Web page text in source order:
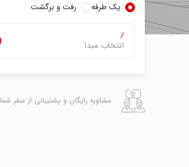
یک طرفه رفت و برگشت
از
مشاوره رایگان و پشتیبانی از سفر شما